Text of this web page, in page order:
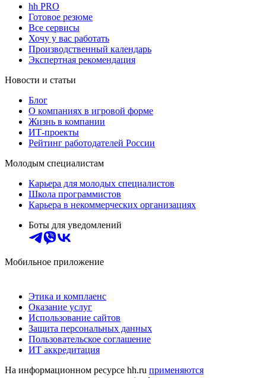
hh PRO
Готовое резюме
Все сервисы
Хочу у вас работать
Производственный календарь
Экспертная рекомендация
Новости и статьи
Блог
О компаниях в игровой форме
Жизнь в компании
ИТ-проекты
Рейтинг работодателей России
Молодым специалистам
Карьера для молодых специалистов
Школа программистов
Карьера в некоммерческих организациях
Боты для уведомлений
Мобильное приложение
Этика и комплаенс
Оказание услуг
Использование сайтов
Защита персональных данных
Пользовательское соглашение
ИТ аккредитация
На информационном ресурсе hh.ru применяются